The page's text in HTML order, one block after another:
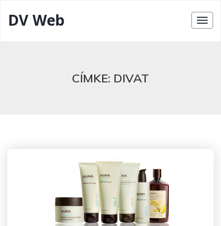
DV Web
CÍMKE: DIVAT